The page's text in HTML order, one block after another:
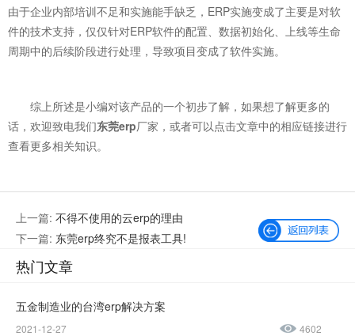
由于企业内部培训不足和实施能手缺乏，ERP实施变成了主要是对软
件的技术支持，仅仅针对ERP软件的配置、数据初始化、上线等生命
周期中的后续阶段进行处理，导致项目变成了软件实施。
综上所述是小编对该产品的一个初步了解，如果想了解更多的
话，欢迎致电我们东莞erp厂家，或者可以点击文章中的相应链接进行
查看更多相关知识。
上一篇: 不得不使用的云erp的理由
下一篇: 东莞erp终究不是报表工具!
热门文章
五金制造业的台湾erp解决方案
2021-12-27 4602